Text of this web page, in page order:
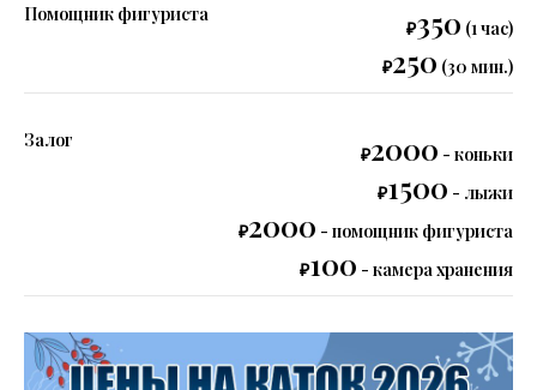
Помощник фигуриста
₽350 (1 час)
₽250 (30 мин.)
Залог
₽2000 - коньки
₽1500 - лыжи
₽2000 - помощник фигуриста
₽100 - камера хранения